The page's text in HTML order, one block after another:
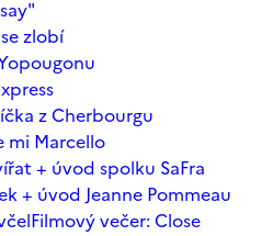
zlobí
z Cherbourgu
mi Marcello
+ úvod spolku SaFra
+ úvod Jeanne Pommeau
Filmový večer: Close